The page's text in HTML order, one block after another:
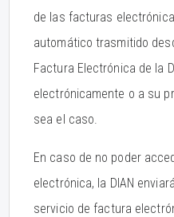
de las facturas
automático trasmitido
Factura Electrónica de la
electrónicamente o a su
sea el caso.
En caso de no poder
electrónica, la DIAN
servicio de factura